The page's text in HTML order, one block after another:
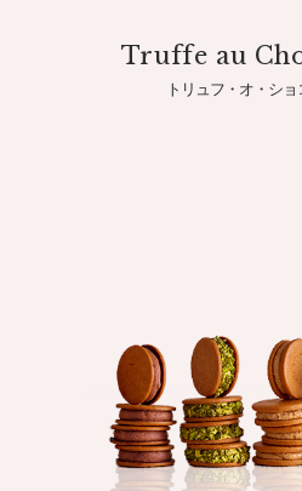
Truffe au
トリュフ・オ・ショ